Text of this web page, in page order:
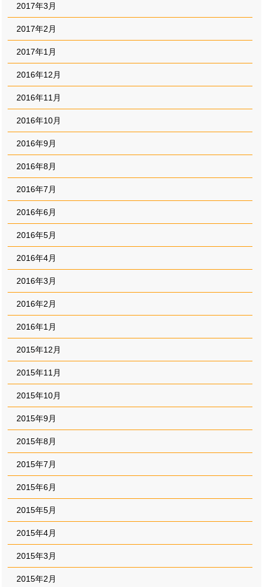
2017年3月
2017年2月
2017年1月
2016年12月
2016年11月
2016年10月
2016年9月
2016年8月
2016年7月
2016年6月
2016年5月
2016年4月
2016年3月
2016年2月
2016年1月
2015年12月
2015年11月
2015年10月
2015年9月
2015年8月
2015年7月
2015年6月
2015年5月
2015年4月
2015年3月
2015年2月